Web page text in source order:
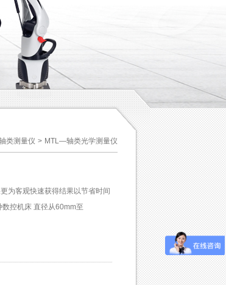
类测量仪 > MTL—轴类光学测量仪
为客观快速获得结果以节省时间
控机床 直径从60mm至